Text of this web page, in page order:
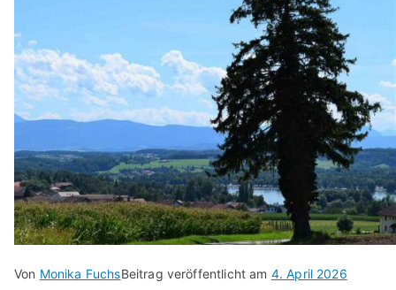
Von Monika FuchsBeitrag veröffentlicht am 4. April 2026